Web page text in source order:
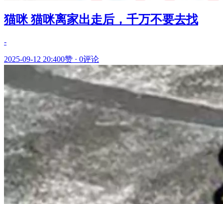
猫咪 猫咪离家出走后，千万不要去找
-
2025-09-12 20:400赞 · 0评论